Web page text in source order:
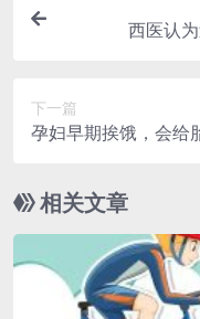
西医认
下一篇
孕妇早期挨饿，会给
相关文章